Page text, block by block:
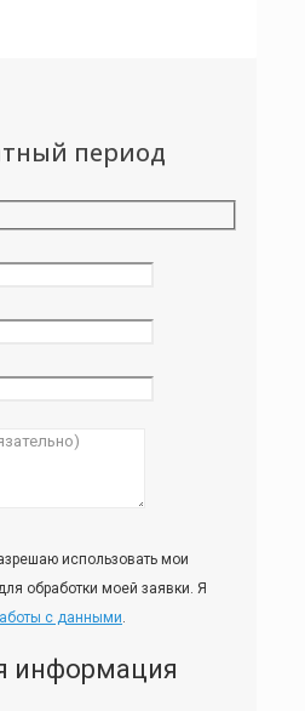
период
использовать мои
обработки моей заявки. Я
с данными.
информация